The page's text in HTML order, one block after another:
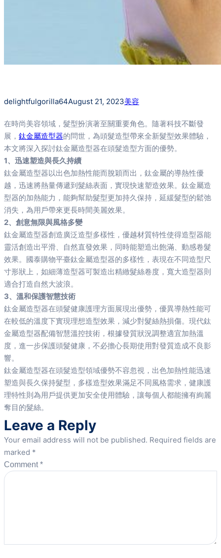
delightfulgorilla64August 21, 2023美容
在時尚美容領域，髮型扮演著至關重要角色。隨著科技不斷發
展， 鈦金屬造型器的問世，為頭髮造型帶來全新髮型效果體驗，
本文將深入探討鈦金屬造型器在頭髮造型方面的優勢。
1、迅速塑造與長久持續
鈦金屬造型器以出色加熱性能而脫穎而出，鈦金屬的導熱性優
越，迅速將熱量傳遞到髮絲表面，實現快速塑造效果。鈦金屬造
型器的加熱能力，能夠幫助髮型更加持久保持，延緩髮型的鬆弛
消失，為用戶帶來更長時間美麗效果。
2、創意無限與風格多變
鈦金屬造型器創造廣泛造型多樣性，優越材質特性使得造型器能
靈活創造出平滑、自然直發效果，同時能塑造出飽滿、動感卷髮
效果。國泰購物平臺鈦金屬造型器的多樣性，表現在不同造型尺
寸形狀上，如細薄造型器可製造出精緻髮絲卷度，寬大造型器則
適合打造自然大波浪。
3、溫和保護智慧技術
鈦金屬造型器在頭髮健康護理方面展現出優勢，優異導熱性能可
在較低的溫度下實現理想造型效果，減少對髮絲熱損傷。現代鈦
金屬造型器配備智慧溫控技術，根據發質狀況調整適宜加熱溫
度，進一步保護頭髮健康，不必擔心長期使用對發質造成不良影
響。
鈦金屬造型器在頭髮造型領域優勢不容忽視，出色加熱性能迅速
塑造與長久保持髮型，多樣造型效果滿足不同風格需求，健康護
理特性則為用戶提供更加安全使用體驗，讓每個人都能擁有絢麗
奪目的髮絲。
Leave a Reply
Your email address will not be published. Required fields are
marked *
Comment*